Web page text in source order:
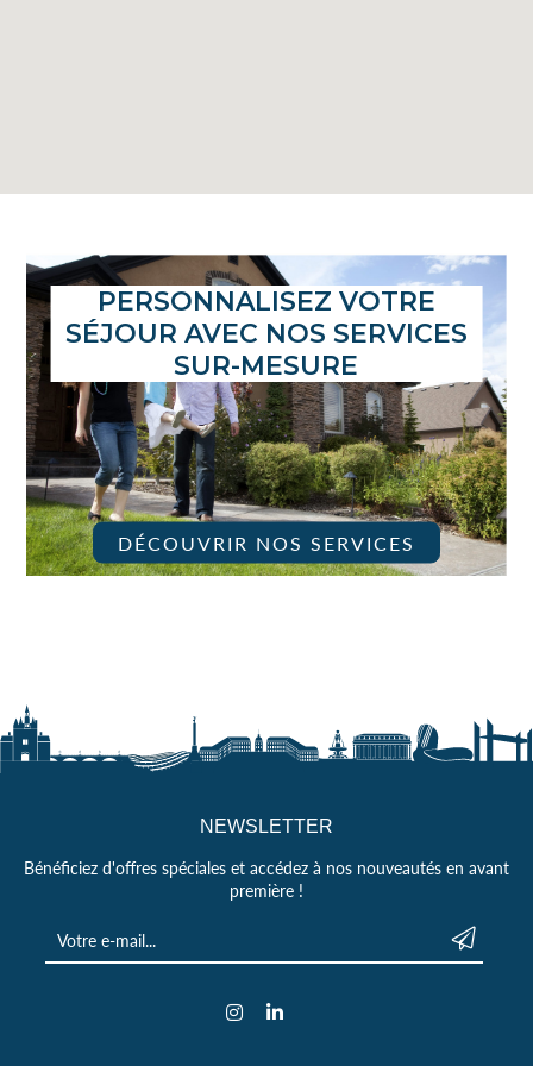
PERSONNALISEZ VOTRE
SÉJOUR AVEC NOS SERVICES
SUR-MESURE
DÉCOUVRIR NOS SERVICES
NEWSLETTER
Bénéficiez d'offres spéciales et accédez à nos nouveautés en avant
première !
Votre e-mail *
Envoyer
InstagramLinkedIn